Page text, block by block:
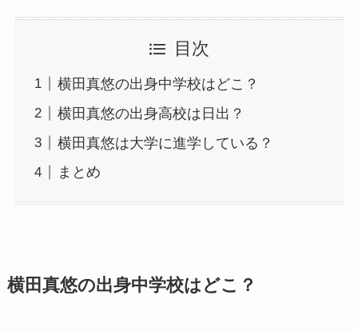
目次
横田真悠の出身中学校はどこ？
横田真悠の出身高校は日出？
横田真悠は大学に進学している？
まとめ
横田真悠の出身中学校はどこ？